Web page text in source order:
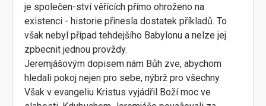
je společen-ství věřících přímo ohroženo na
existenci - historie přinesla dostatek příkladů. To
však nebyl případ tehdejšího Babylonu a nelze jej
zpbecnit jednou provždy.
Jeremjášovým dopisem nám Bůh zve, abychom
hledali pokoj nejen pro sebe, nýbrž pro všechny.
Však v evangeliu Kristus vyjádřil Boží moc ve